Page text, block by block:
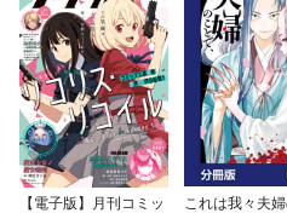
【電子版】月刊コミッ
これは我々夫婦